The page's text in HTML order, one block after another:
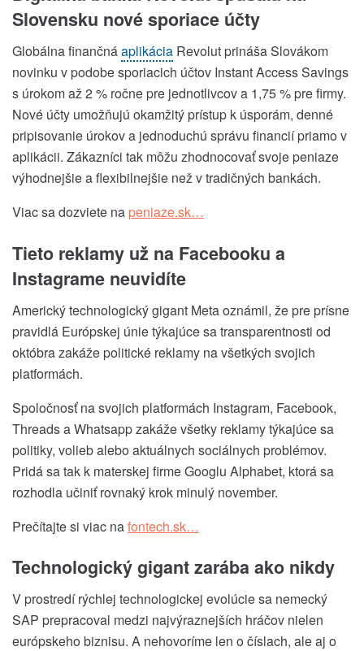
Slovensku nové sporiace účty
Globálna finančnáaplikácia Revolut prináša Slovákom
novinku v podobe sporiacich účtov Instant Access Savings
s úrokom až 2 % ročne pre jednotlivcov a 1,75 % pre firmy.
Nové účty umožňujú okamžitý prístup k úsporám, denné
pripisovanie úrokov a jednoduchú správu financií priamo v
aplikácii. Zákazníci tak môžu zhodnocovať svoje peniaze
výhodnejšie a flexibilnejšie než v tradičných bankách.
Viac sa dozviete na peniaze.sk…
Tieto reklamy už na Facebooku a
Instagrame neuvidíte
Americký technologický gigant Meta oznámil, že pre prísne
pravidlá Európskej únie týkajúce sa transparentnosti od
októbra zakáže politické reklamy na všetkých svojich
platformách.
Spoločnosť na svojich platformách Instagram, Facebook,
Threads a Whatsapp zakáže všetky reklamy týkajúce sa
politiky, volieb alebo aktuálnych sociálnych problémov.
Pridá sa tak k materskej firme Googlu Alphabet, ktorá sa
rozhodla učiniť rovnaký krok minulý november.
Prečítajte si viac nafontech.sk…
Technologický gigant zarába ako nikdy
V prostredí rýchlej technologickej evolúcie sa nemecký
SAP prepracoval medzi najvýraznejších hráčov nielen
európskeho biznisu. A nehovoríme len o číslach, ale aj o